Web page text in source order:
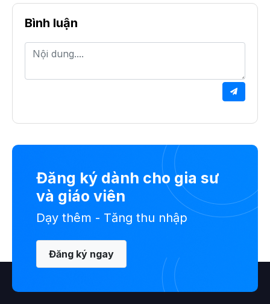
Bình luận
Đăng ký dành cho gia sư
và giáo viên
Dạy thêm - Tăng thu nhập
Đăng ký ngay